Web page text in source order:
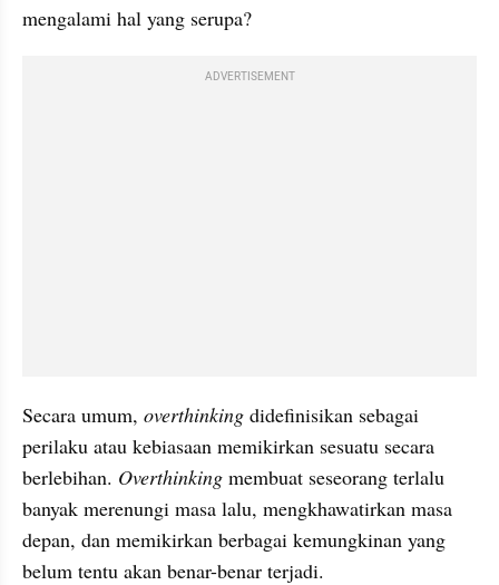
mengalami hal yang serupa?
ADVERTISEMENT
Secara umum, overthinking didefinisikan sebagai
perilaku atau kebiasaan memikirkan sesuatu secara
berlebihan. Overthinking membuat seseorang terlalu
banyak merenungi masa lalu, mengkhawatirkan masa
depan, dan memikirkan berbagai kemungkinan yang
belum tentu akan benar-benar terjadi.